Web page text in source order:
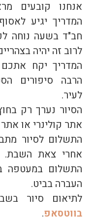
אנחנו קובעים
המדריך יגיע
חב"ד בשעה נוחה
לרוב זה יהיה
המדריך יקח אתכם
הרבה סיפורים
לעיר.
הסיור נערך רק
אתר קולינרי או
התשלום לסיור
אחרי צאת השבת.
התשלום במעטפה
העברה בביט.
לתיאום סיור
בווטסאפ.